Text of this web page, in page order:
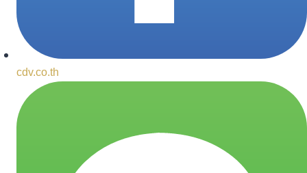
cdv.co.th